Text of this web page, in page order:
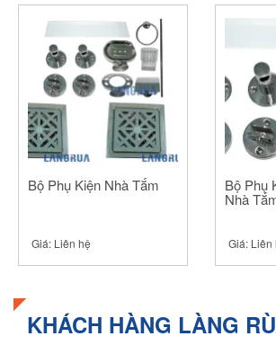
Bộ Phụ Kiện Nhà Tắm
Giá: Liên hệ
Bộ Phụ
Nhà
Giá: Liên
KHÁCH HÀNG LÀNG